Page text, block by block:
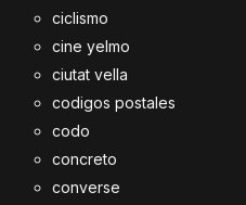
ciclismo
cine yelmo
ciutat vella
codigos postales
codo
concreto
converse